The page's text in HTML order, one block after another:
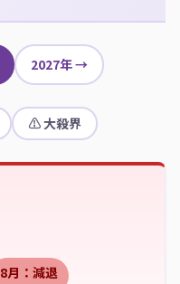
2027年 →
⚠ 大殺界
8月：減退